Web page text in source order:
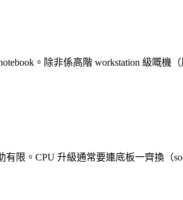
。除非係高階 workstation 級嘅機
限。CPU 升級通常要連底板一齊換（